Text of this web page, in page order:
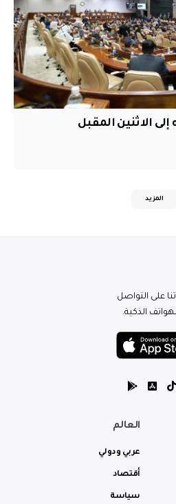
الاثنين المقبل
المزيد
على التواصل
الذكية.
العالم
عربي ودولي
أقتصاد
سياسة